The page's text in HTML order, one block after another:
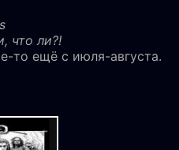
что ли?!
то ещё с июля-августа.